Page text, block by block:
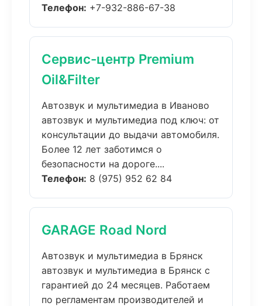
Телефон: +7-932-886-67-38
Сервис-центр Premium
Oil&Filter
Автозвук и мультимедиа в Иваново
автозвук и мультимедиа под ключ: от
консультации до выдачи автомобиля.
Более 12 лет заботимся о
безопасности на дороге....
Телефон: 8 (975) 952 62 84
GARAGE Road Nord
Автозвук и мультимедиа в Брянск
автозвук и мультимедиа в Брянск с
гарантией до 24 месяцев. Работаем
по регламентам производителей и